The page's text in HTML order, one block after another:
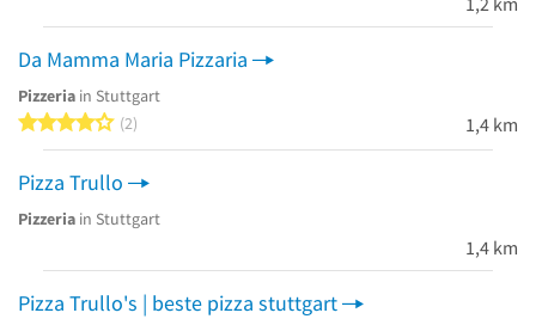
Da Mamma Maria Pizzaria
Pizzeria in Stuttgart
4 von 5 Sternen
2 1,4 km
Pizza Trullo
Pizzeria in Stuttgart
1,4 km
Pizza Trullo's | beste pizza stuttgart